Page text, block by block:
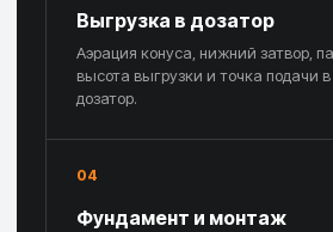
Выгрузка в дозатор
Аэрация конуса, нижний затвор,
высота выгрузки и точка подачи
дозатор.
04
Фундамент и монтаж